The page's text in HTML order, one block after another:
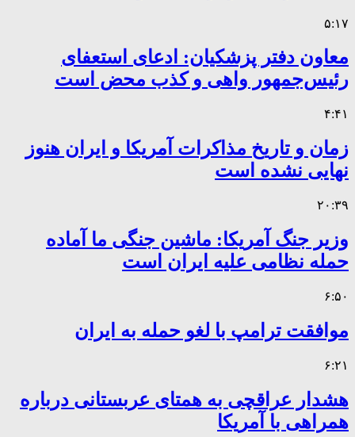
۵:۱۷
معاون دفتر پزشکیان: ادعای استعفای
رئیس‌جمهور واهی و کذب محض است
۴:۴۱
زمان و تاریخ مذاکرات آمریکا و ایران هنوز
نهایی نشده است
۲۰:۳۹
وزیر جنگ آمریکا: ماشین جنگی ما آماده
حمله نظامی علیه ایران است
۶:۵۰
موافقت ترامپ با لغو حمله به ایران
۶:۲۱
هشدار عراقچی به همتای عربستانی درباره
همراهی با آمریکا